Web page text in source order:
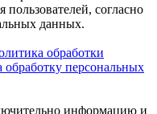
пользователей, согласно
данных.
обработки
обработку персональных
информацию и